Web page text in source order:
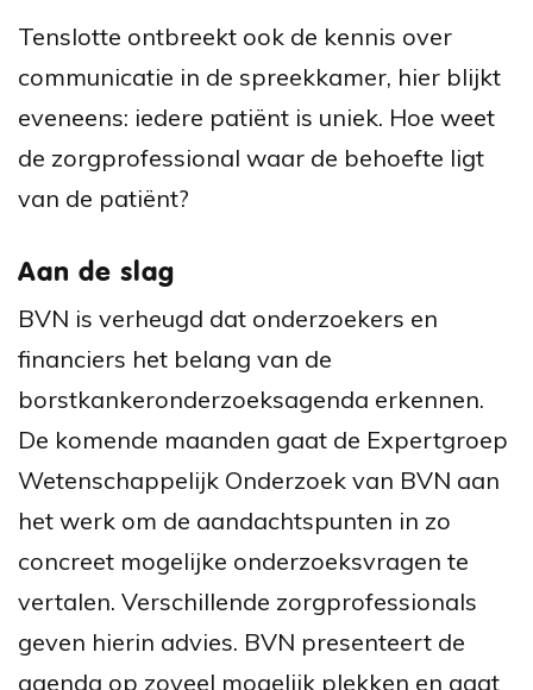
Tenslotte ontbreekt ook de kennis over
communicatie in de spreekkamer, hier blijkt
eveneens: iedere patiënt is uniek. Hoe weet
de zorgprofessional waar de behoefte ligt
van de patiënt?
Aan de slag
BVN is verheugd dat onderzoekers en
financiers het belang van de
borstkankeronderzoeksagenda erkennen.
De komende maanden gaat de Expertgroep
Wetenschappelijk Onderzoek van BVN aan
het werk om de aandachtspunten in zo
concreet mogelijke onderzoeksvragen te
vertalen. Verschillende zorgprofessionals
geven hierin advies. BVN presenteert de
agenda op zoveel mogelijk plekken en gaat